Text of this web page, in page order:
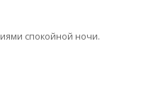
спокойной ночи.